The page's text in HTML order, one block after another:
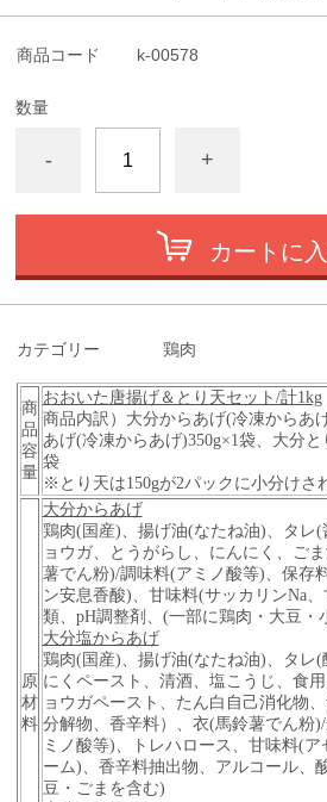
商品コード k-00578
数量
- +
カートに
カテゴリー 鶏肉
商
品
容
量
おおいた唐揚げ＆とり天セット/計1kg
商品内訳）大分からあげ(冷凍からあ
あげ(冷凍からあげ)350g×1袋、 大分と
袋
※とり天は150gが2パックに小分けさ
原
材
料
大分からあげ
鶏肉(国産)、揚げ油(なたね油)、タレ
ョウガ、とうがらし、にんにく、ご
薯でん粉)/調味料(アミノ酸等)、保存
ン安息香酸)、甘味料(サッカリンNa
類、pH調整剤、(一部に鶏肉・大豆・
大分塩からあげ
鶏肉(国産)、揚げ油(なたね油)、タレ
にくペースト、清酒、塩こうじ、食
ョウガペースト、たん白自己消化物
分解物、香辛料）、衣(馬鈴薯でん粉)/
ミノ酸等)、トレハロース、甘味料(
ーム)、香辛料抽出物、アルコール、
豆・ごまを含む)